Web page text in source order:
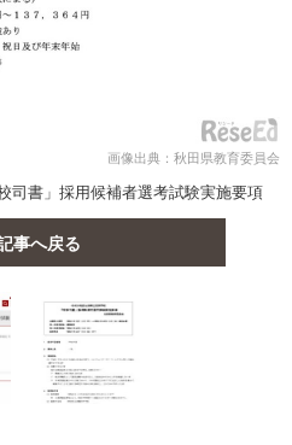
画像出典：秋田県教育委員会
司書」採用候補者選考試験実施要項
事へ戻る